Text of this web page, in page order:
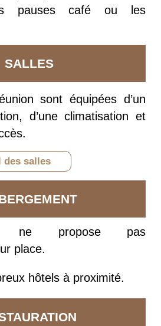
pauses café ou les
SALLES
sont équipées d’un
d’une climatisation et
des salles
ne propose pas
place.
hôtels à proximité.